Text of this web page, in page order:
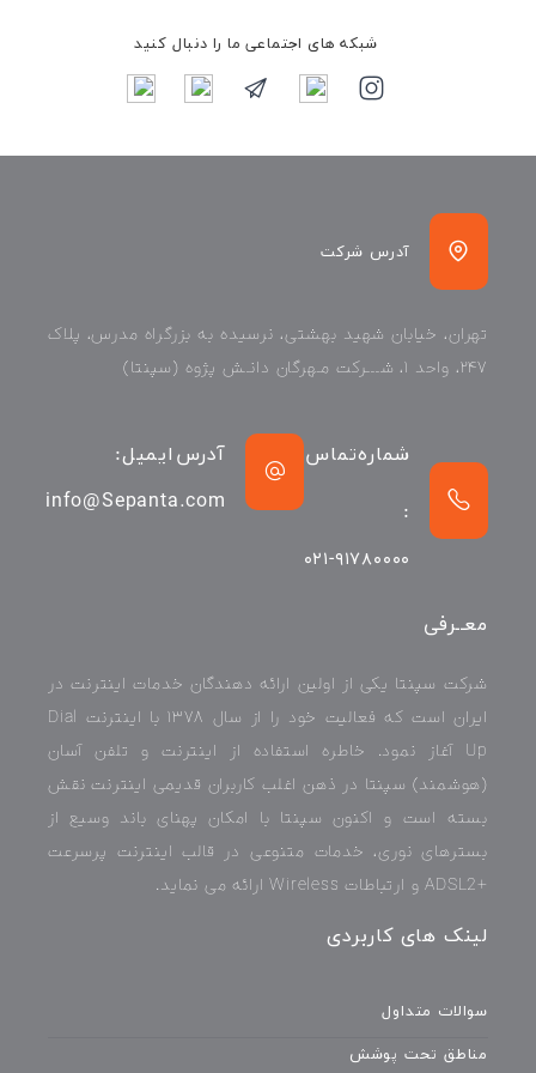
شبکه های اجتماعی ما را دنبال کنید
آدرس شرکت
تهران، خیابان شهید بهشتی، نرسیده به بزرگراه مدرس، پلاک
۲۴۷، واحد ۱، شـــرکت مـهرگان دانـش پژوه (سپنتا)
شماره تماس
:
۰۲۱-۹۱۷۸۰۰۰۰
آدرس ایمیل:
info@Sepanta.com
معــرفی
شرکت سپنتا یکی از اولین ارائه دهندگان خدمات اینترنت در
ایران است که فعالیت خود را از سال ۱۳۷۸ با اینترنت Dial
Up آغاز نمود. خاطره استفاده از اینترنت و تلفن آسان
(هوشمند) سپنتا در ذهن اغلب کاربران قدیمی اینترنت نقش
بسته است و اکنون سپنتا با امکان پهنای باند وسیع از
بسترهای نوری، خدمات متنوعی در قالب اینترنت پرسرعت
+ADSL2 و ارتباطات Wireless ارائه می نماید.
لینک های کاربردی
سوالات متداول
مناطق تحت پوشش